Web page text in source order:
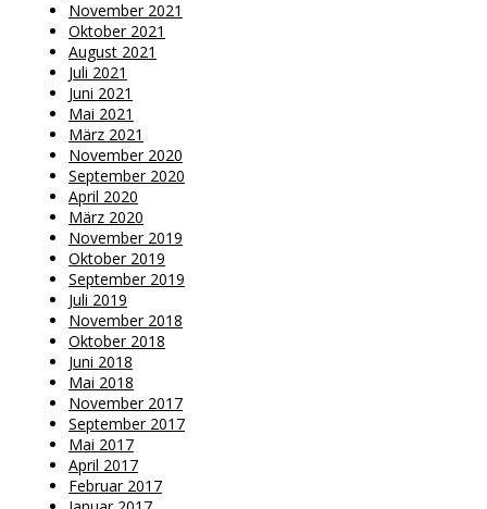
November 2021
Oktober 2021
August 2021
Juli 2021
Juni 2021
Mai 2021
März 2021
November 2020
September 2020
April 2020
März 2020
November 2019
Oktober 2019
September 2019
Juli 2019
November 2018
Oktober 2018
Juni 2018
Mai 2018
November 2017
September 2017
Mai 2017
April 2017
Februar 2017